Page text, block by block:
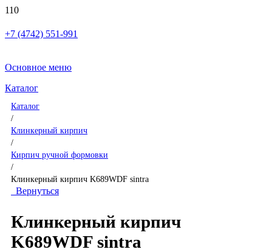
+7 (4742) 551-991
Основное меню
Каталог
Каталог
/
Клинкерный кирпич
/
Кирпич ручной формовки
/
Клинкерный кирпич K689WDF sintra
Вернуться
Клинкерный кирпич
K689WDF sintra